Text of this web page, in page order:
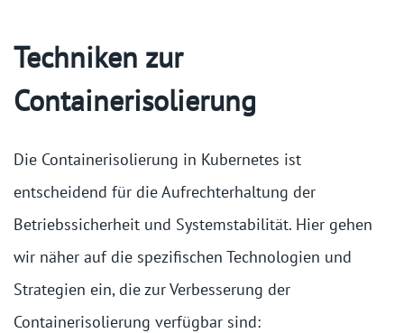
Techniken zur
Containerisolierung
Die Containerisolierung in Kubernetes ist
entscheidend für die Aufrechterhaltung der
Betriebssicherheit und Systemstabilität. Hier gehen
wir näher auf die spezifischen Technologien und
Strategien ein, die zur Verbesserung der
Containerisolierung verfügbar sind: